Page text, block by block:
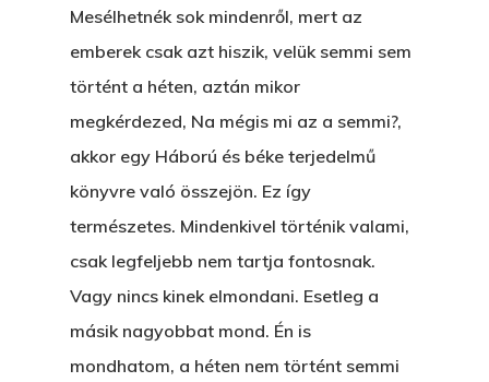
Mesélhetnék sok mindenről, mert az
emberek csak azt hiszik, velük semmi sem
történt a héten, aztán mikor
megkérdezed, Na mégis mi az a semmi?,
akkor egy Háború és béke terjedelmű
könyvre való összejön. Ez így
természetes. Mindenkivel történik valami,
csak legfeljebb nem tartja fontosnak.
Vagy nincs kinek elmondani. Esetleg a
másik nagyobbat mond. Én is
mondhatom, a héten nem történt semmi